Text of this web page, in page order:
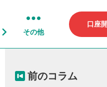
その他
口座
前のコラム